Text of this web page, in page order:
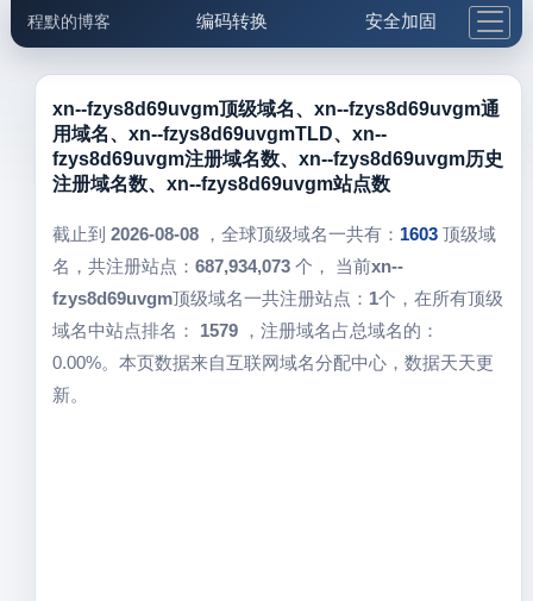
程默的博客 编码转换 安全加固
邮件工具 生活便民 更多工具
5.1支付宝大红包
xn--fzys8d69uvgm顶级域名、xn--fzys8d69uvgm通
用域名、xn--fzys8d69uvgmTLD、xn--
fzys8d69uvgm注册域名数、xn--fzys8d69uvgm历史
注册域名数、xn--fzys8d69uvgm站点数
截止到 2026-08-08，全球顶级域名一共有： 1603 顶级域
名，共注册站点： 687,934,073 个， 当前xn--
fzys8d69uvgm顶级域名一共注册站点： 1个，在所有顶级
域名中站点排名： 1579，注册域名占总域名的：
0.00%。本页数据来自互联网域名分配中心，数据天天更
新。